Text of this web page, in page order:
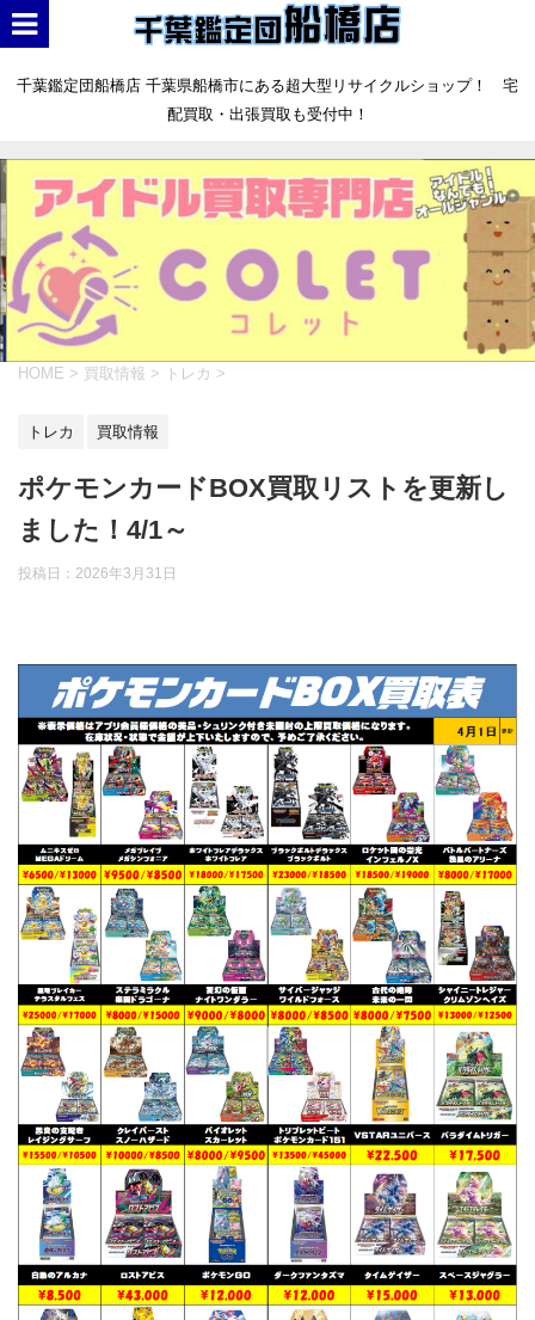
千葉鑑定団船橋店 千葉県船橋市にある超大型リサイクルショップ！ 宅
配買取・出張買取も受付中！
HOME > 買取情報 > トレカ >
トレカ 買取情報
ポケモンカードBOX買取リストを更新し
ました！4/1～
投稿日： 2026年3月31日